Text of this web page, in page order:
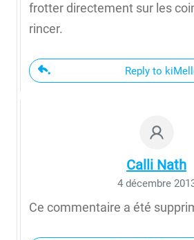
frotter directement sur les
rincer.
Reply to
Calli Nath
4 décembre
Ce commentaire a été